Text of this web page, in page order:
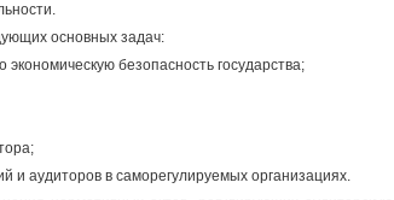
основных задач:
безопасность государства;
и аудиторов в саморегулируемых организациях.